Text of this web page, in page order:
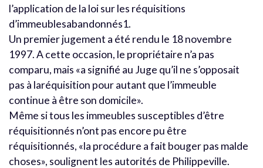
l’application de la loi sur les réquisitions
d’immeublesabandonnés1.
Un premier jugement a été rendu le 18 novembre
1997. A cette occasion, le propriétaire n’a pas
comparu, mais «a signifié au Juge qu’il ne s’opposait
pas à laréquisition pour autant que l’immeuble
continue à être son domicile».
Même si tous les immeubles susceptibles d’être
réquisitionnés n’ont pas encore pu être
réquisitionnés, «la procédure a fait bouger pas malde
choses», soulignent les autorités de Philippeville.